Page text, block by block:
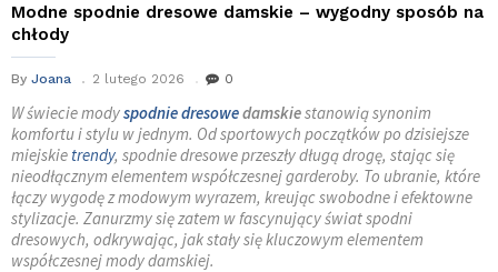
Modne spodnie dresowe damskie – wygodny sposób na
chłody
By Joana 2 lutego 2026 0
W świecie modyspodnie dresowedamskiestanowią synonim
komfortu i stylu w jednym. Od sportowych początków po dzisiejsze
miejskie trendy, spodnie dresowe przeszły długą drogę, stając się
nieodłącznym elementem współczesnej garderoby. To ubranie, które
łączy wygodę z modowym wyrazem, kreując swobodne i efektowne
stylizacje. Zanurzmy się zatem w fascynujący świat spodni
dresowych, odkrywając, jak stały się kluczowym elementem
współczesnej mody damskiej.